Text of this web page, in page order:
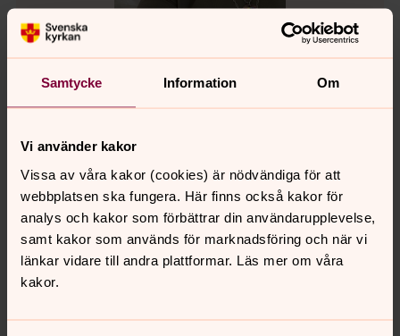
Samtycke Information Om
Vi använder kakor
Vissa av våra kakor (cookies) är nödvändiga för att
webbplatsen ska fungera. Här finns också kakor för
analys och kakor som förbättrar din användarupplevelse,
samt kakor som används för marknadsföring och när vi
länkar vidare till andra plattformar. Läs mer om våra
kakor.
Diakon, enhetschef, Gustavsberg-Ingarö församling
E-post:emmett.norling@svenskakyrkan.se